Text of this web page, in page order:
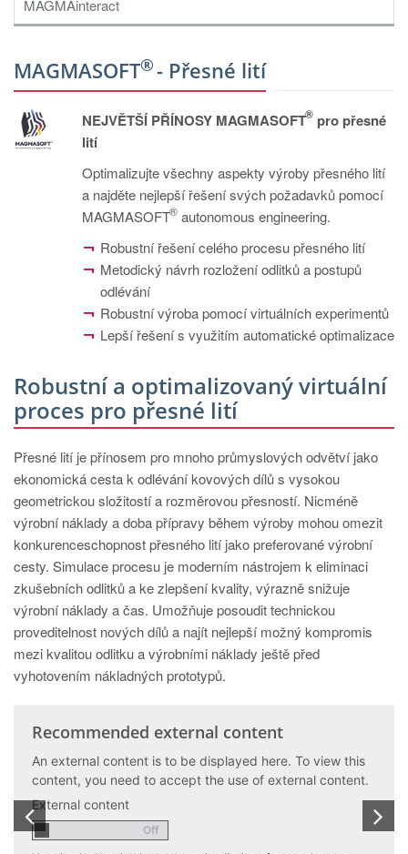
PT
ES
MAGMA Türkiye
EN
MAGMA India
MAGMA Korea
KO
MAGMAinteract
MAGMASOFT
®- Přesné lití
NEJVĚTŠÍ PŘÍNOSY MAGMASOFT
®pro přesné
lití
Optimalizujte všechny aspekty výroby přesného lití
a najděte nejlepší řešení svých požadavků pomocí
MAGMASOFT
®autonomous engineering.
Robustní řešení celého procesu přesného lití
Metodický návrh rozložení odlitků a postupů
odlévání
Robustní výroba pomocí virtuálních experimentů
Lepší řešení s využitím automatické optimalizace
Robustní a optimalizovaný virtuální
proces pro přesné lití
Přesné lití je přínosem pro mnoho průmyslových odvětví jako
ekonomická cesta k odlévání kovových dílů s vysokou
geometrickou složitostí a rozměrovou přesností. Nicméně
výrobní náklady a doba přípravy během výroby mohou omezit
konkurenceschopnost přesného lití jako preferované výrobní
cesty. Simulace procesu je moderním nástrojem k eliminaci
zkušebních odlitků a ke zlepšení kvality, výrazně snižuje
výrobní náklady a čas. Umožňuje posoudit technickou
proveditelnost nových dílů a najít nejlepší možný kompromis
mezi kvalitou odlitku a výrobními náklady ještě před
vyhotovením nákladných prototypů.
external content
external content is to be displayed here. To view this
you need to accept the use of external content.
content
An